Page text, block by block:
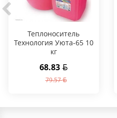
Теплоноситель
Технология Уюта-65 10
кг
68.83
79.57